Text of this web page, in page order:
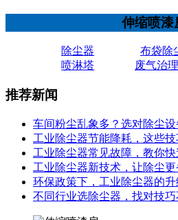
伸缩喷漆
除尘器 布袋除
喷淋塔
废气治
推荐新闻
车间粉尘乱象多？选对除尘
工业除尘器节能降耗，这些技
工业除尘器常见故障，教你
工业除尘器新技术，让除尘
环保政策下，工业除尘器的升
不同行业选除尘器，找对技